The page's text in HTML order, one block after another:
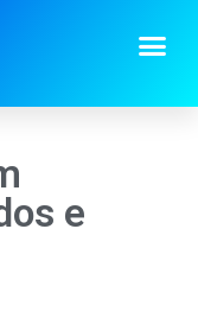
e